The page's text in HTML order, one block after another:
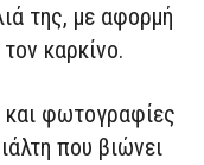
της, με αφορμή
καρκίνο.
φωτογραφίες
που βιώνει